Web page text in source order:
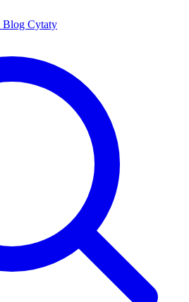
Blog Cytaty